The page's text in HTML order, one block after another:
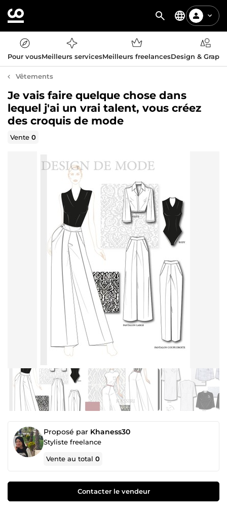
Pour vousMeilleurs servicesMeilleurs freelancesDesign &
Vêtements
Je vais faire quelque chose dans
lequel j'ai un vrai talent, vous créez
des croquis de mode
Vente0
Proposé par Khaness30
Styliste freelance
Vente au total0
Contacter le vendeur